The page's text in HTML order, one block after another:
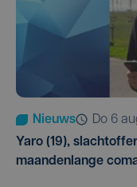
Nieuws
do 6
Yaro (19),
maandenlange